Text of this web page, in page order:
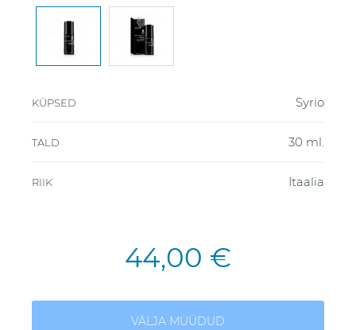
KÜPSED Syrio
TALD 30 ml.
RIIK Itaalia
44,00 €
VÄLJA MÜÜDUD